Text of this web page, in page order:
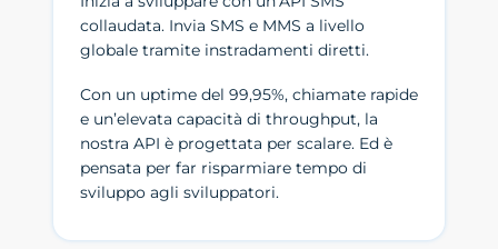
collaudata. Invia SMS e MMS a livello
globale tramite instradamenti diretti.
Con un uptime del 99,95%, chiamate rapide
e un’elevata capacità di throughput, la
nostra API è progettata per scalare. Ed è
pensata per far risparmiare tempo di
sviluppo agli sviluppatori.